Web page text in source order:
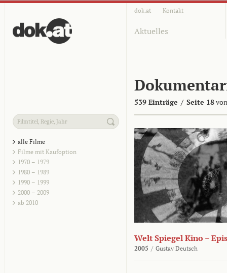
dok.at Kontakt
Aktuelles
539 Einträge / Seite 18
alle Filme
Filme mit Kaufoption
1970 – 1979
1980 – 1989
1990 – 1999
2000 – 2009
ab 2010
Welt Spiegel Kino –
2005 / Gustav Deutsch